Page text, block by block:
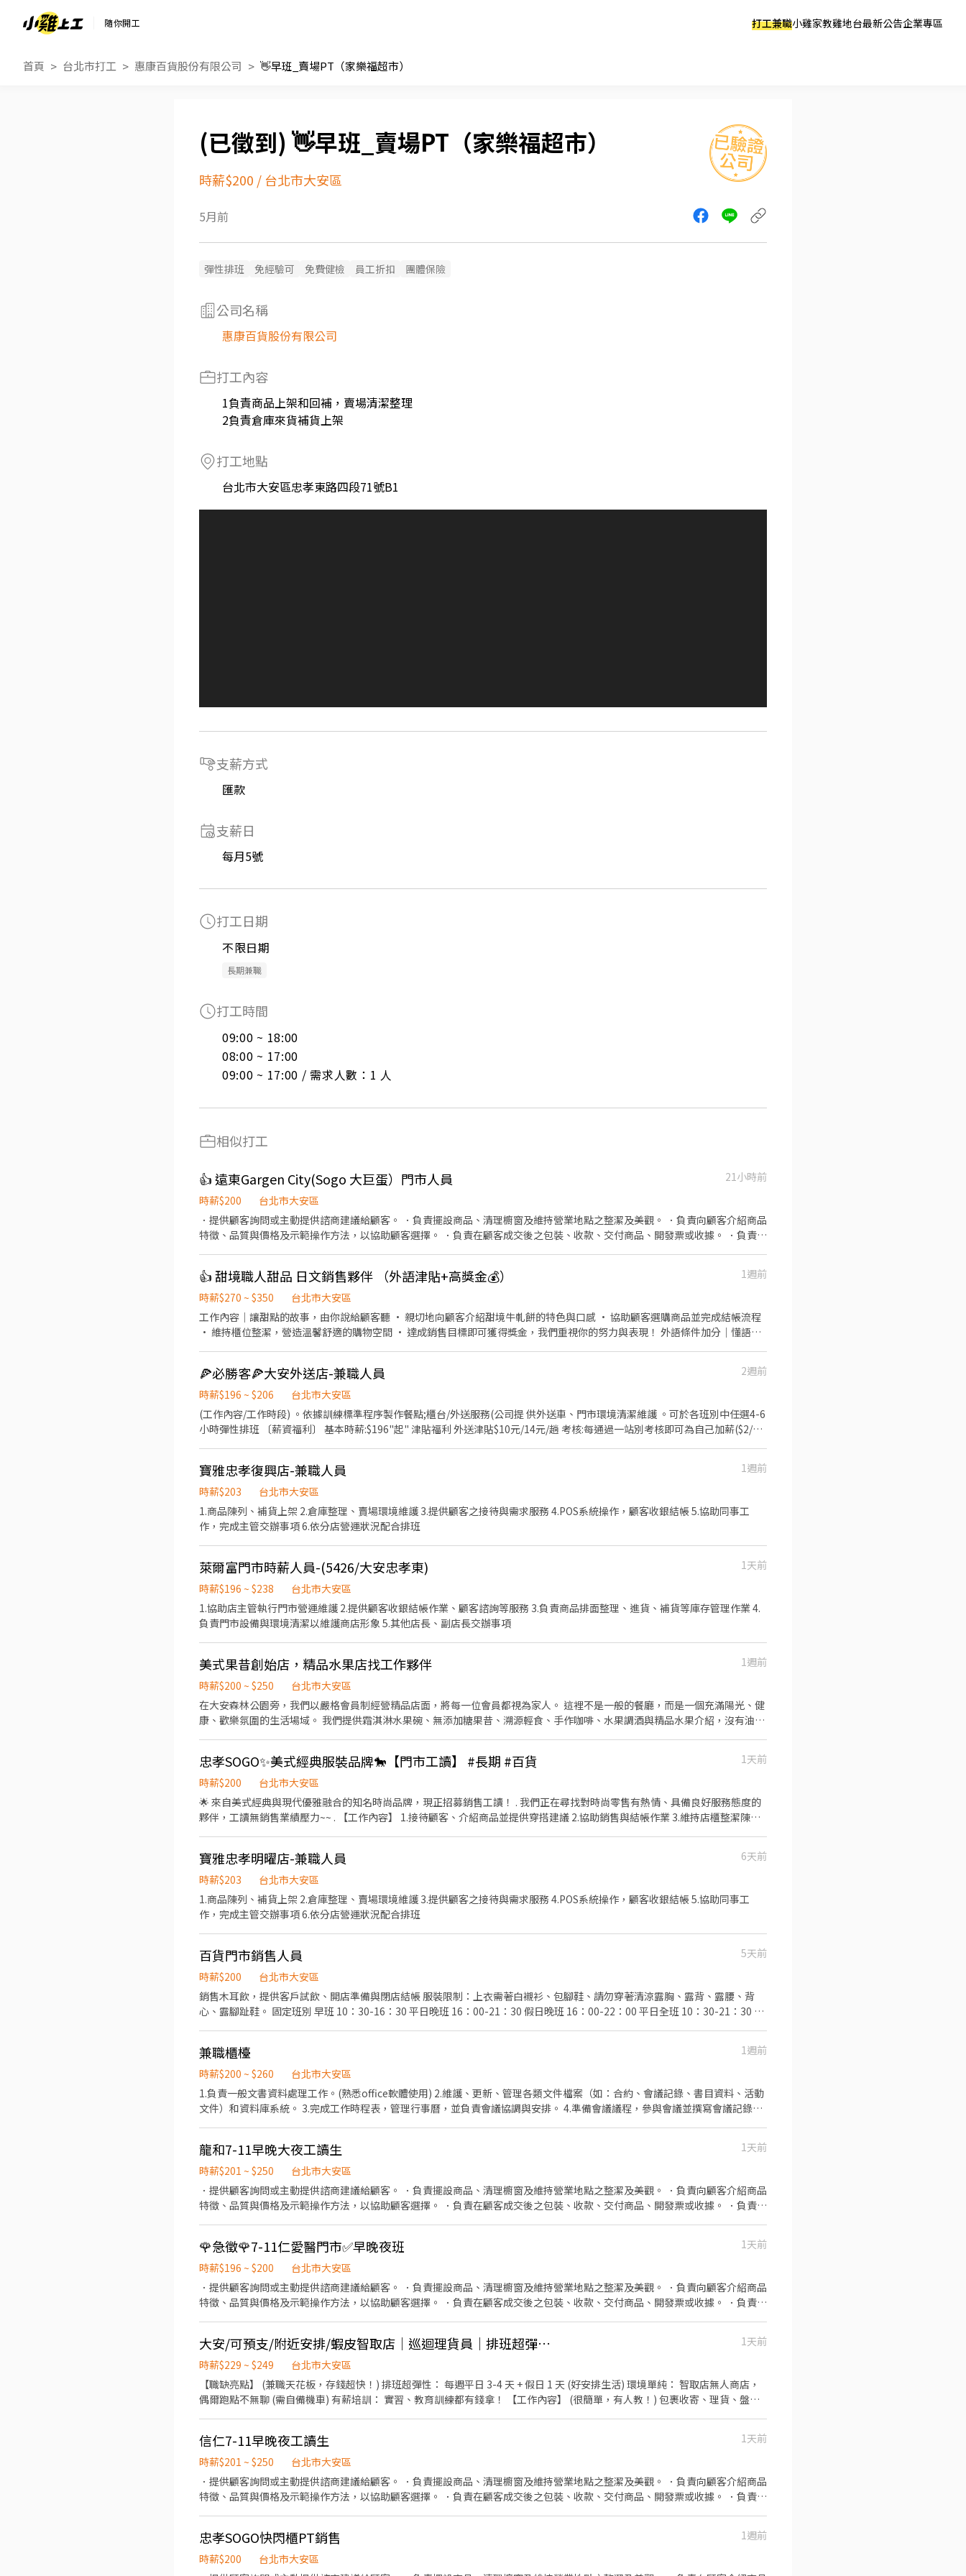
隨你開工 打工兼職小雞家教雞地台最新公告企業專區
首頁 台北市打工 惠康百貨股份有限公司 👋早班_賣場PT（家樂福超市）
👋早班_賣場PT（家樂福超市）
時薪$200 / 台北市大安區
5月前
彈性排班 免經驗可 免費健檢 員工折扣 團體保險
公司名稱
惠康百貨股份有限公司
打工內容
1負責商品上架和回補，賣場清潔整理
2負責倉庫來貨補貨上架
打工地點
台北市大安區忠孝東路四段71號B1
支薪方式
匯款
支薪日
每月5號
打工日期
不限日期
長期兼職
打工時間
09:00 ~ 18:00
08:00 ~ 17:00
09:00 ~ 17:00 / 需求人數：1 人
相似打工
👍 遠東Gargen City(Sogo 大巨蛋）門市人員
21小時前
時薪$200
台北市大安區
．提供顧客詢問或主動提供諮商建議給顧客。 ．負責擺設商品、清理櫥窗及維持營業地點之整潔及美觀。 ．負責向顧客介紹商品
特徵、品質與價格及示範操作方法，以協助顧客選擇。 ．負責在顧客成交後之包裝、收款、交付商品、開發票或收據。 ．負責在
👍 甜境職人甜品 日文銷售夥伴 （外語津貼+高獎金💰）
1週前
時薪$270 ~ $350
台北市大安區
工作內容｜讓甜點的故事，由你說給顧客聽 • 親切地向顧客介紹甜境牛軋餅的特色與口感 • 協助顧客選購商品並完成結帳流程
• 維持櫃位整潔，營造溫馨舒適的購物空間 • 達成銷售目標即可獲得獎金，我們重視你的努力與表現！ 外語條件加分｜懂語言
🍕必勝客🍕大安外送店-兼職人員
2週前
時薪$196 ~ $206
台北市大安區
(工作內容/工作時段) 。依據訓練標準程序製作餐點;櫃台/外送服務(公司提 供外送車、門市環境清潔維護 。可於各班別中任選4-6
小時彈性排班 〔薪資福利〕 基本時薪:$196"起" 津貼福利 外送津貼$10元/14元/趟 考核:每通過一站別考核即可為自己加薪($2/時
卷: 你生日我慶祝,生日當月我們提供你品牌禮卷 讓生日更有溫度 你過節我共歡,重要節慶我們提供你福利禮券 好好與家人歡慶 你
旅遊我贊助,每年職福會提供你旅遊津貼好 好享受幸福人生 詳細工作時間於面試時告知
寶雅忠孝復興店-兼職人員
1週前
時薪$203
台北市大安區
1.商品陳列、補貨上架 2.倉庫整理、賣場環境維護 3.提供顧客之接待與需求服務 4.POS系統操作，顧客收銀結帳 5.協助同事工
作，完成主管交辦事項 6.依分店營運狀況配合排班
萊爾富門市時薪人員-(5426/大安忠孝東)
1天前
時薪$196 ~ $238
台北市大安區
1.協助店主管執行門市營運維護 2.提供顧客收銀結帳作業、顧客諮詢等服務 3.負責商品排面整理、進貨、補貨等庫存管理作業 4.
負責門市設備與環境清潔以維護商店形象 5.其他店長、副店長交辦事項
美式果昔創始店，精品水果店找工作夥伴
1週前
時薪$200 ~ $250
台北市大安區
在大安森林公園旁，我們以嚴格會員制經營精品店面，將每一位會員都視為家人。 這裡不是一般的餐廳，而是一個充滿陽光、健
康、歡樂氛圍的生活場域。 我們提供霜淇淋水果碗、無添加糖果昔、溯源輕食、手作咖啡、水果調酒與精品水果介紹，沒有油
歡溫暖的環境、細膩的服務，歡迎來看看我們，看看彼此是否適合同行。 📍 地點：大安森林公園旁 👥 加入我們，一起打造優鮮
主意的優質會員圈。
忠孝SOGO✨美式經典服裝品牌🐎【門市工讀】 #長期 #百貨
1天前
時薪$200
台北市大安區
🌟 來自美式經典與現代優雅融合的知名時尚品牌，現正招募銷售工讀！ . 我們正在尋找對時尚零售有熱情、具備良好服務態度的
夥伴，工讀無銷售業績壓力~~ . 【工作內容】 1.接待顧客、介紹商品並提供穿搭建議 2.協助銷售與結帳作業 3.維持店櫃整潔陳
寶雅忠孝明曜店-兼職人員
6天前
時薪$203
台北市大安區
1.商品陳列、補貨上架 2.倉庫整理、賣場環境維護 3.提供顧客之接待與需求服務 4.POS系統操作，顧客收銀結帳 5.協助同事工
作，完成主管交辦事項 6.依分店營運狀況配合排班
百貨門市銷售人員
5天前
時薪$200
台北市大安區
銷售木耳飲，提供客戶試飲、開店準備與閉店結帳 服裝限制：上衣需著白襯衫、包腳鞋、請勿穿著清涼露胸、露背、露腰、背
心、露腳趾鞋。 固定班別 早班 10：30-16：30 平日晚班 16：00-21：30 假日晚班 16：00-22：00 平日全班 10：30-21：30 假
兼職櫃檯
1週前
時薪$200 ~ $260
台北市大安區
1.負責一般文書資料處理工作。(熟悉office軟體使用) 2.維護、更新、管理各類文件檔案（如：合約、會議記錄、書目資料、活動
文件）和資料庫系統。 3.完成工作時程表，管理行事曆，並負責會議協調與安排。 4.準備會議議程，參與會議並撰寫會議記錄。
龍和7-11早晚大夜工讀生
1天前
時薪$201 ~ $250
台北市大安區
．提供顧客詢問或主動提供諮商建議給顧客。 ．負責擺設商品、清理櫥窗及維持營業地點之整潔及美觀。 ．負責向顧客介紹商品
特徵、品質與價格及示範操作方法，以協助顧客選擇。 ．負責在顧客成交後之包裝、收款、交付商品、開發票或收據。 ．負責在
🌹急徵🌹7-11仁愛醫門市✅早晚夜班
1天前
時薪$196 ~ $200
台北市大安區
．提供顧客詢問或主動提供諮商建議給顧客。 ．負責擺設商品、清理櫥窗及維持營業地點之整潔及美觀。 ．負責向顧客介紹商品
特徵、品質與價格及示範操作方法，以協助顧客選擇。 ．負責在顧客成交後之包裝、收款、交付商品、開發票或收據。 ．負責在
大安/可預支/附近安排/蝦皮智取店│巡迴理貨員│排班超彈性│
1天前
時薪$229 ~ $249
台北市大安區
【職缺亮點】 (兼職天花板，存錢超快！) 排班超彈性： 每週平日 3-4 天 + 假日 1 天 (好安排生活) 環境單純： 智取店無人商店，
偶爾跑點不無聊 (需自備機車) 有薪培訓： 實習、教育訓練都有錢拿！ 【工作內容】 (很簡單，有人教！) 包裹收寄、理貨、盤
徵】 想賺高薪、排班自由的工作看這邊！ 聯繫方式：@561tqzcp (優信人資 張s) (私訊請告知：姓名/手機/應徵智取店兼職) ⭐工
作地點 大安台大 - 智取店 台北市大安區復興南路二段360號1樓 大安潮州 - 智取店 台北市大安區潮州街90號1樓 大安文昌 - 智取
店 台北市大安區信義路四段294巷2號1樓 大安誠安 - 智取店 台北市大安區忠孝東路三段251巷13弄4號1樓
信仁7-11早晚夜工讀生
1天前
時薪$201 ~ $250
台北市大安區
．提供顧客詢問或主動提供諮商建議給顧客。 ．負責擺設商品、清理櫥窗及維持營業地點之整潔及美觀。 ．負責向顧客介紹商品
特徵、品質與價格及示範操作方法，以協助顧客選擇。 ．負責在顧客成交後之包裝、收款、交付商品、開發票或收據。 ．負責在
忠孝SOGO快閃櫃PT銷售
1週前
時薪$200
台北市大安區